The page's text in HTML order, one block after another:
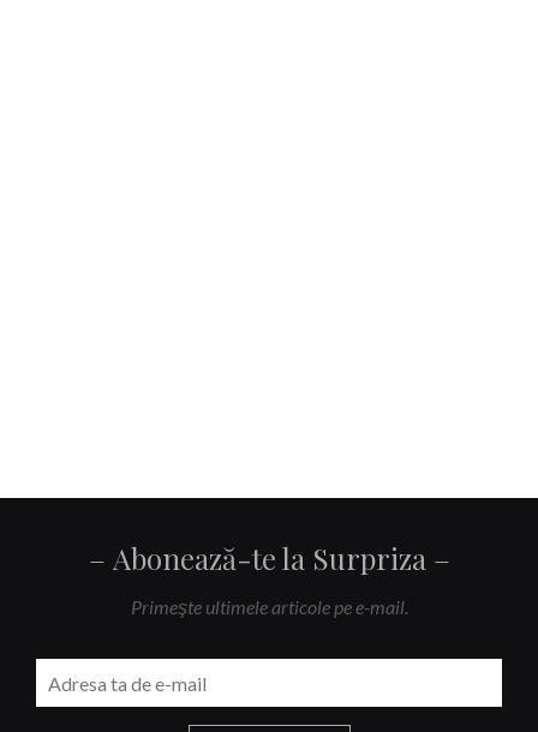
Abonează-te la Surpriza
Primeşte ultimele articole pe e-mail.